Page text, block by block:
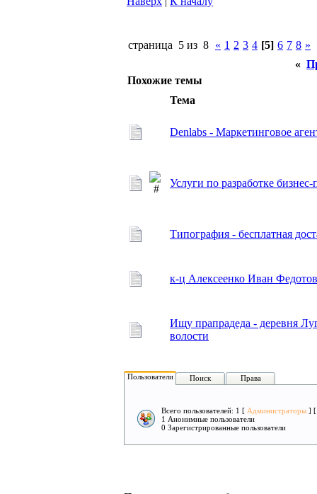
страница 5 из 8 « 1 2 3 4 [5] 6 7 8 »
«
Похожие темы
Тема
Denlabs - Маркетинговое
Услуги по разработке
Типография - бесплатная
к-ц Алексеенко Иван
Ищу прапрадеда - деревня
волости
Пользователи Поиск Права
Всего пользователей: 1 [ Администраторы ]
1 Анонимные пользователи
0 Зарегистрированные пользователи